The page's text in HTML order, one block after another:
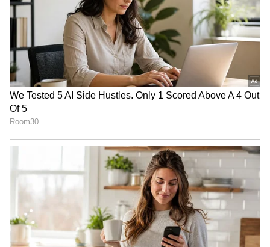
ரயில்வே அனுப்பிய ஒரே ஒரு
எஸ்.எம்.எஸ்.. நூற்றுக்கணக்கான ரயில்
பயணிகளுக்கு சிக்கல்.. என்ன நடந்தது?